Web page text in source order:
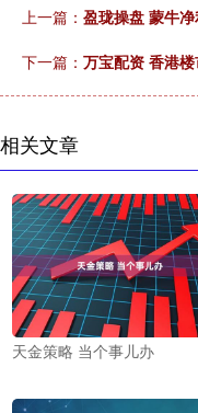
上一篇： 盈珑操盘 蒙牛
下一篇： 万宝配资 香港
相关文章
天金策略 当个事儿办